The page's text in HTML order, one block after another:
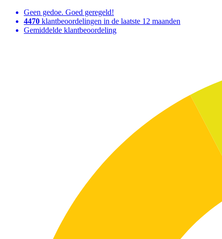
Geen gedoe. Goed geregeld!
4470 klantbeoordelingen in de laatste 12 maanden
Gemiddelde klantbeoordeling